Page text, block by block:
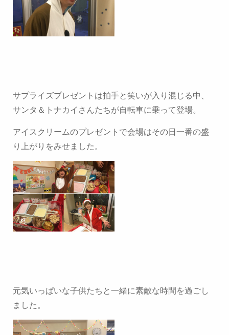
サプライズプレゼントは拍手と笑いが入り混じる中、
サンタ＆トナカイさんたちが自転車に乗って登場。
アイスクリームのプレゼントで会場はその日一番の盛
り上がりをみせました。
元気いっぱいな子供たちと一緒に素敵な時間を過ごし
ました。